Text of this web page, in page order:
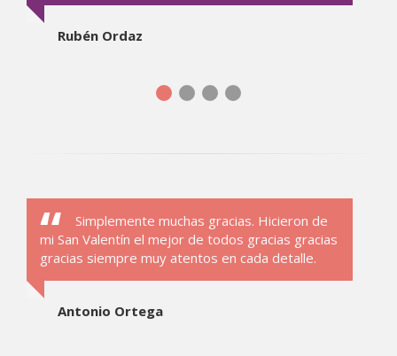
Rubén Ordaz
Simplemente muchas gracias. Hicieron de
mi San Valentín el mejor de todos gracias gracias
gracias siempre muy atentos en cada detalle.
Antonio Ortega